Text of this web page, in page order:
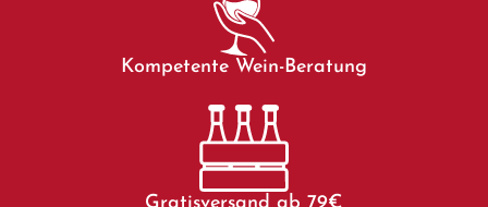
Kompetente Wein-Beratung
Gratisversand ab 79€